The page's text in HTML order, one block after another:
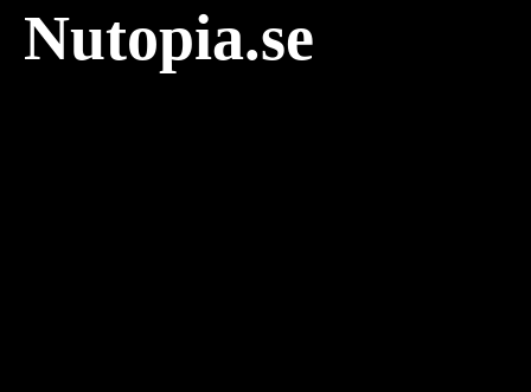
Nutopia.se